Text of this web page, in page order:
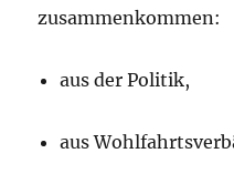
zusammenkommen:
aus der Politik,
aus